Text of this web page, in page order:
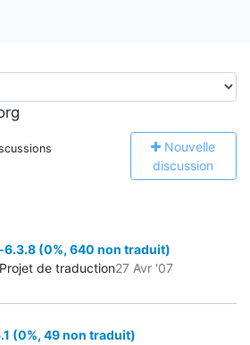
Nouvelle
discussion
(0%, 640 non traduit)
de traduction27 Avr '07
(0%, 49 non traduit)